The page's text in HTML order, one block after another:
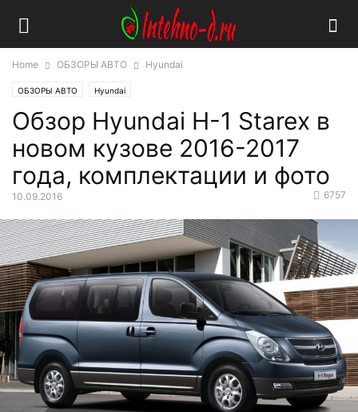
Home ОБЗОРЫ АВТО Hyundai
ОБЗОРЫ АВТО Hyundai
Обзор Hyundai H-1 Starex в
новом кузове 2016-2017
года, комплектации и фото
10.09.2016 6757